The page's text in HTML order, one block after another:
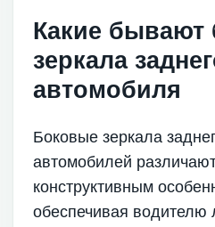
Какие бывают
зеркала
автомобиля
Боковые зеркала
автомобилей
конструктивным
обеспечивая водителю